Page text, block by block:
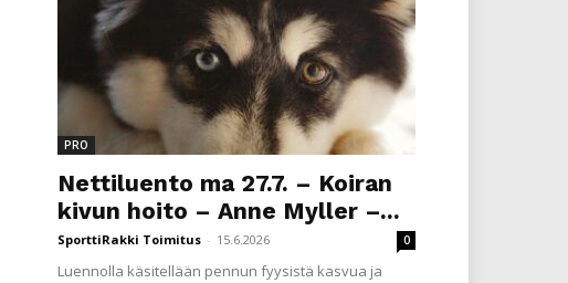
PRO
Nettiluento ma 27.7. – Koiran
kivun hoito – Anne Myller –...
SporttiRakki Toimitus - 15.6.2026 0
Luennolla käsitellään pennun fyysistä kasvua ja